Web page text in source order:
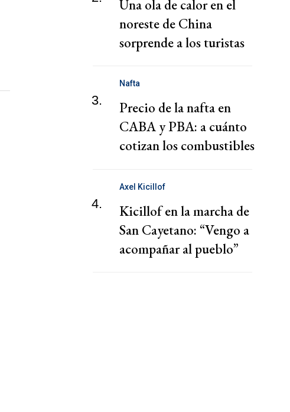
Una ola de calor en el
noreste de China
sorprende a los turistas
más fresco
3.
Nafta
Precio de la nafta en
CABA y PBA: a cuánto
cotizan los combustibles
4.
Axel Kicillof
Kicillof en la marcha de
San Cayetano: “Vengo a
acompañar al pueblo”